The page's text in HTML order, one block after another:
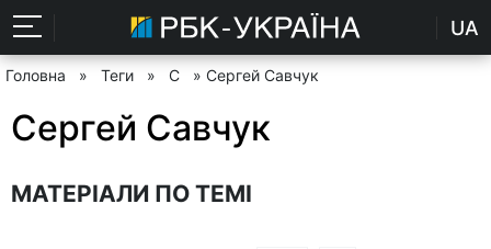
UA
Головна » Теги » С » Сергей Савчук
Сергей Савчук
МАТЕРІАЛИ ПО ТЕМІ